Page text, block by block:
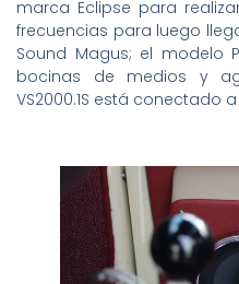
marca Eclipse para
frecuencias para luego
Sound Magus; el modelo
bocinas de medios y
VS2000.1S está conectado